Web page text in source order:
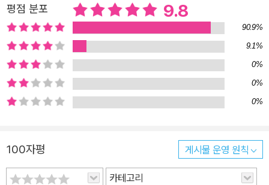
평점 분포 9.8
90.9%
9.1%
0%
0%
0%
100자평 게시물 운영 원칙
카테고리